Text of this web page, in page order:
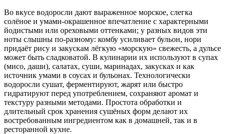
Во вкусе водоросли дают выраженное морское, слегка
солёное и умами-окрашенное впечатление с характерными
йодистыми или ореховыми оттенками; у разных видов эти
ноты слышны по-разному: комбу усиливает бульон, нори
придаёт рису и закускам лёгкую «морскую» свежесть, а дульсе
может быть сладковатой. В кулинарии их используют в супах
(мисо, даши), салатах, суши, маринадах, закусках и как
источник умами в соусах и бульонах. Технологически
водоросли сушат, ферментируют, жарят или быстро
гидратируют перед употреблением, сохраняют аромат и
текстуру разными методами. Простота обработки и
длительный срок хранения сушёных форм делают их
востребованным ингредиентом как в домашней, так и в
ресторанной кухне.